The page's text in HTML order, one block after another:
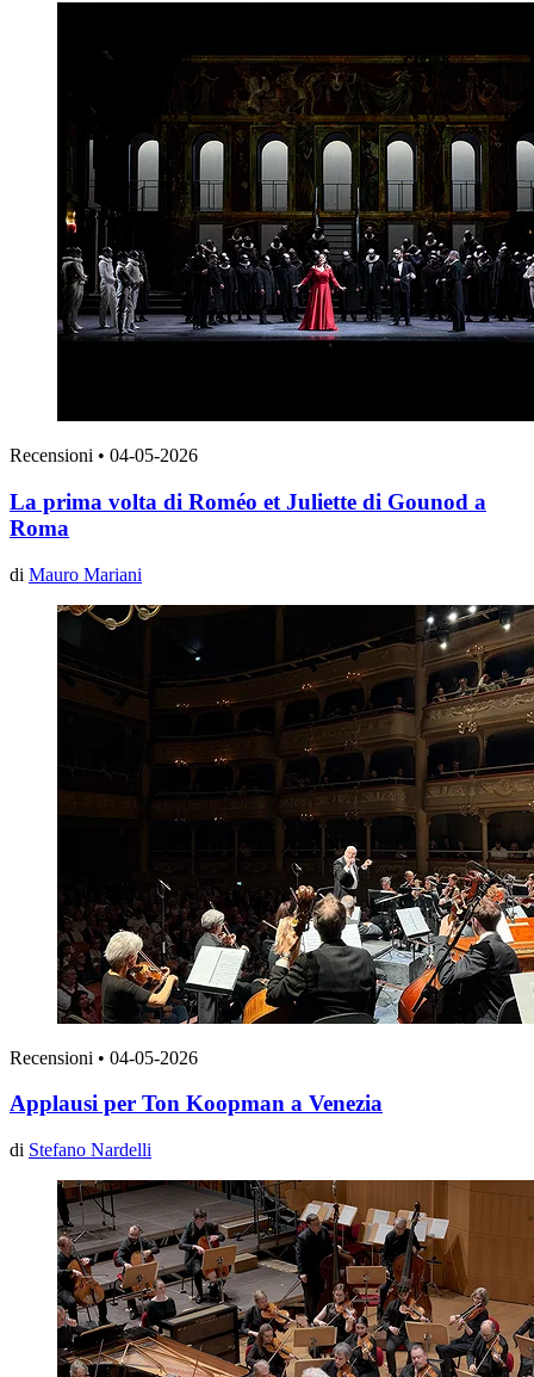
Recensioni • 04-05-2026
La prima volta di Roméo et Juliette di Gounod a
Roma
di Mauro Mariani
Recensioni • 04-05-2026
Applausi per Ton Koopman a Venezia
di Stefano Nardelli